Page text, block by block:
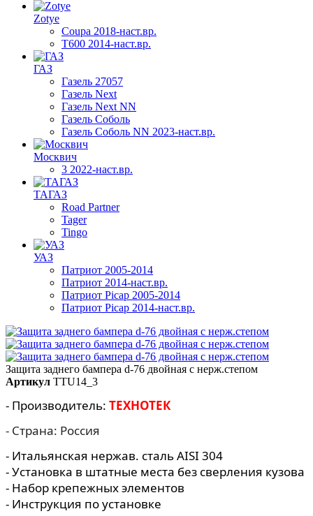
Zotye
Coupa 2018-наст.вр.
T600 2014-наст.вр.
ГАЗ
Газель 27057
Газель Next
Газель Next NN
Газель Соболь
Газель Соболь NN 2023-наст.вр.
Москвич
3 2022-наст.вр.
ТАГАЗ
Road Partner
Tager
Tingo
УАЗ
Патриот 2005-2014
Патриот 2014-наст.вр.
Патриот Picap 2005-2014
Патриот Picap 2014-наст.вр.
Защита заднего бампера d-76 двойная с нерж.степом
Артикул TTU14_3
- Производитель: ТЕХНОТЕК
- Страна: Россия
- Итальянская нержав. сталь AISI 304
- Установка в штатные места без сверления кузова
- Набор крепежных элементов
- Инструкция по установке